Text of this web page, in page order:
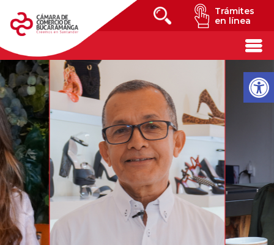
Trámites
en línea